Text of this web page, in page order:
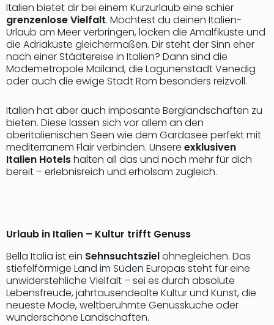
Italien bietet dir bei einem Kurzurlaub eine schier
grenzenlose Vielfalt. Möchtest du deinen Italien-
Urlaub am Meer verbringen, locken die Amalfiküste und
die Adriaküste gleichermaßen. Dir steht der Sinn eher
nach einer Städtereise in Italien? Dann sind die
Modemetropole Mailand, die Lagunenstadt Venedig
oder auch die ewige Stadt Rom besonders reizvoll.
Italien hat aber auch imposante Berglandschaften zu
bieten. Diese lassen sich vor allem an den
oberitalienischen Seen wie dem Gardasee perfekt mit
mediterranem Flair verbinden. Unsere exklusiven
Italien Hotelshalten all das und noch mehr für dich
bereit – erlebnisreich und erholsam zugleich.
Urlaub in Italien – Kultur trifft Genuss
Bella Italia ist ein Sehnsuchtszielohnegleichen. Das
stiefelförmige Land im Süden Europas steht für eine
unwiderstehliche Vielfalt – sei es durch absolute
Lebensfreude, jahrtausendealte Kultur und Kunst, die
neueste Mode, weltberühmte Genussküche oder
wunderschöne Landschaften.